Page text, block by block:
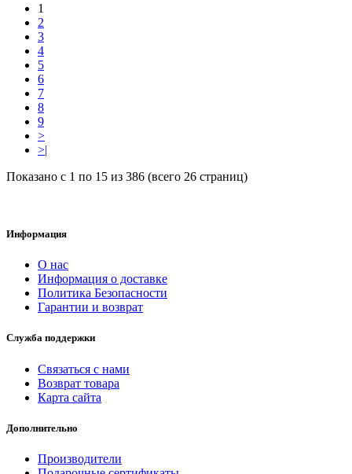
1
2
3
4
5
6
7
8
9
>
>|
Показано с 1 по 15 из 386 (всего 26 страниц)
Информация
О нас
Информация о доставке
Политика Безопасности
Гарантии и возврат
Служба поддержки
Связаться с нами
Возврат товара
Карта сайта
Дополнительно
Производители